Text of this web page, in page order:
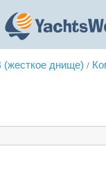
(жесткое днище) /